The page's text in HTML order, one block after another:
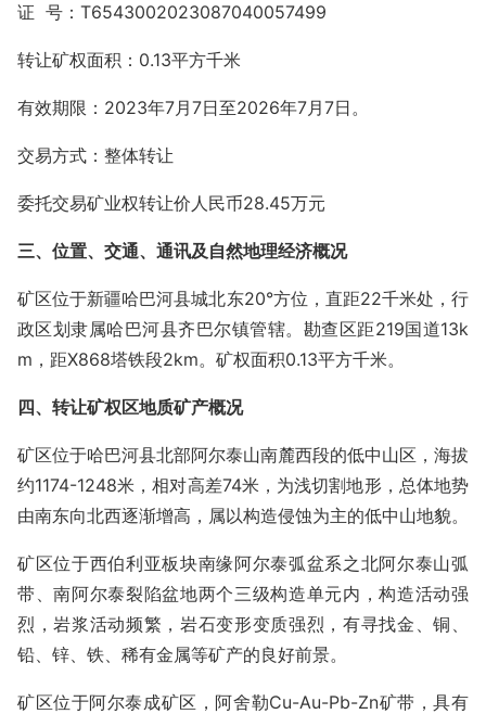
证 号：T6543002023087040057499
转让矿权面积：0.13平方千米
有效期限：2023年7月7日至2026年7月7日。
交易方式：整体转让
委托交易矿业权转让价人民币28.45万元
三、位置、交通、通讯及自然地理经济概况
矿区位于新疆哈巴河县城北东20°方位，直距22千米处，行
政区划隶属哈巴河县齐巴尔镇管辖。勘查区距219国道13k
m，距X868塔铁段2km。矿权面积0.13平方千米。
四、转让矿权区地质矿产概况
矿区位于哈巴河县北部阿尔泰山南麓西段的低中山区，海拔
约1174-1248米，相对高差74米，为浅切割地形，总体地势
由南东向北西逐渐增高，属以构造侵蚀为主的低中山地貌。
矿区位于西伯利亚板块南缘阿尔泰弧盆系之北阿尔泰山弧
带、南阿尔泰裂陷盆地两个三级构造单元内，构造活动强
烈，岩浆活动频繁，岩石变形变质强烈，有寻找金、铜、
铅、锌、铁、稀有金属等矿产的良好前景。
矿区位于阿尔泰成矿区，阿舍勒Cu-Au-Pb-Zn矿带，具有